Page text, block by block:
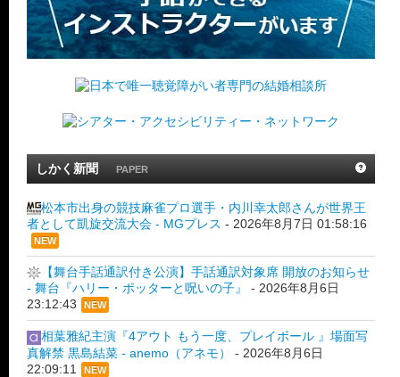
しかく新聞 PAPER
松本市出身の競技麻雀プロ選手・内川幸太郎さんが世界王
者として凱旋交流大会 - MGプレス - 2026年8月7日 01:58:16
NEW
【舞台手話通訳付き公演】手話通訳対象席 開放のお知らせ
- 舞台『ハリー・ポッターと呪いの子』
- 2026年8月6日
23:12:43
NEW
相葉雅紀主演『4アウト もう一度、プレイボール 』場面写
真解禁 黒島結菜 - anemo（アネモ）
- 2026年8月6日
22:09:11
NEW